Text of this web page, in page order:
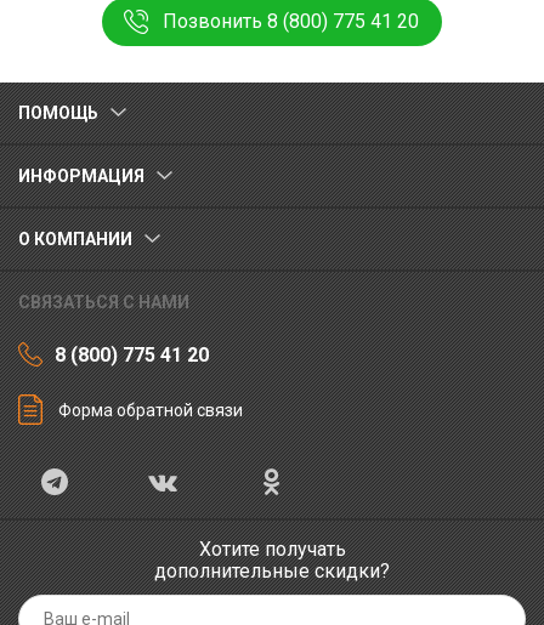
Позвонить 8 (800) 775 41 20
ПОМОЩЬ
ИНФОРМАЦИЯ
О КОМПАНИИ
СВЯЗАТЬСЯ С НАМИ
8 (800) 775 41 20
Форма обратной связи
Хотите получать
дополнительные скидки?